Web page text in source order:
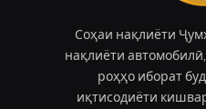
Соҳаи нақлиёти
нақлиёти
роҳҳо иборат
иқтисодиёти